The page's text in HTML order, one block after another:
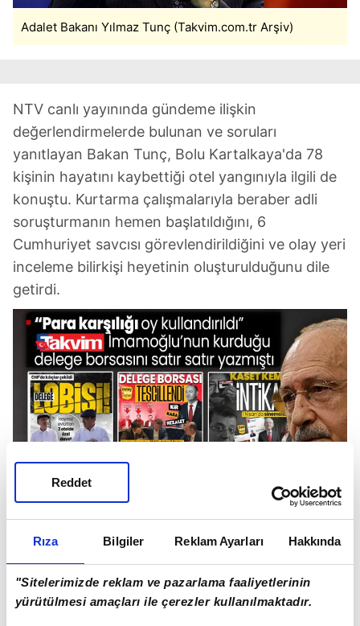
Rıza Bilgiler Reklam Ayarları Hakkında
"Sitelerimizde reklam ve pazarlama faaliyetlerinin
yürütülmesi amaçları ile çerezler kullanılmaktadır.
Reddet
Adalet Bakanı Yılmaz Tunç (Takvim.com.tr Arşiv)
NTV canlı yayınında gündeme ilişkin
değerlendirmelerde bulunan ve soruları
yanıtlayan Bakan Tunç, Bolu Kartalkaya'da 78
kişinin hayatını kaybettiği otel yangınıyla ilgili de
konuştu. Kurtarma çalışmalarıyla beraber adli
soruşturmanın hemen başlatıldığını, 6
Cumhuriyet savcısı görevlendirildiğini ve olay yeri
inceleme bilirkişi heyetinin oluşturulduğunu dile
getirdi.